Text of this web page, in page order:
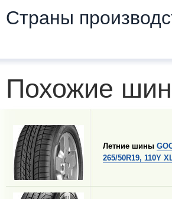
Страны
Похожие
Летние шины
265/50R19, 110Y